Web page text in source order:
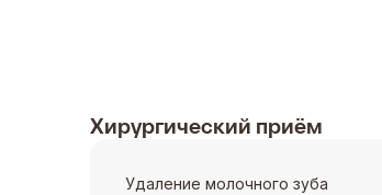
Хирургический приём
Удаление молочного зуба